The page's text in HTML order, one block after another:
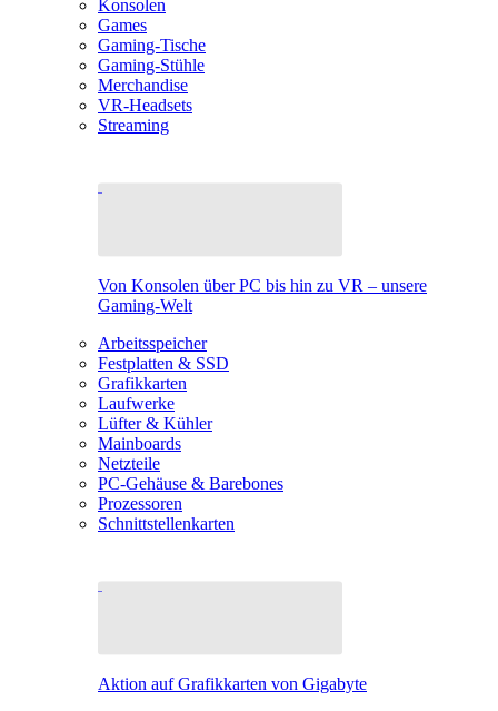
Konsolen
Games
Gaming-Tische
Gaming-Stühle
Merchandise
VR-Headsets
Streaming
Von Konsolen über PC bis hin zu VR – unsere
Gaming-Welt
Arbeitsspeicher
Festplatten & SSD
Grafikkarten
Laufwerke
Lüfter & Kühler
Mainboards
Netzteile
PC-Gehäuse & Barebones
Prozessoren
Schnittstellenkarten
Aktion auf Grafikkarten von Gigabyte